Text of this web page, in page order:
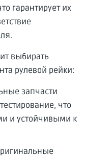
гарантирует их
выбирать
рулевой рейки:
запчасти
что
и устойчивыми к